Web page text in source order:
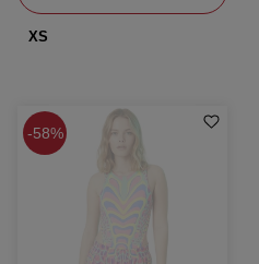
XS
58%